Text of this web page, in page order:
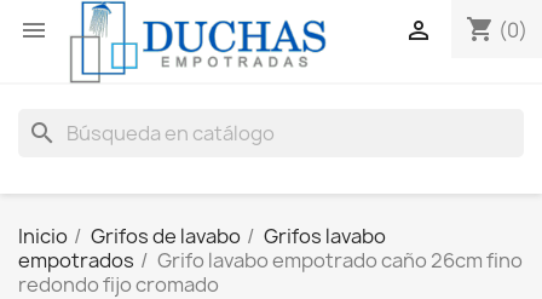
 shopping_cart (0)

search
Inicio Grifos de lavabo
Grifos lavabo
empotrados
Grifo lavabo empotrado caño 26cm fino
redondo fijo cromado